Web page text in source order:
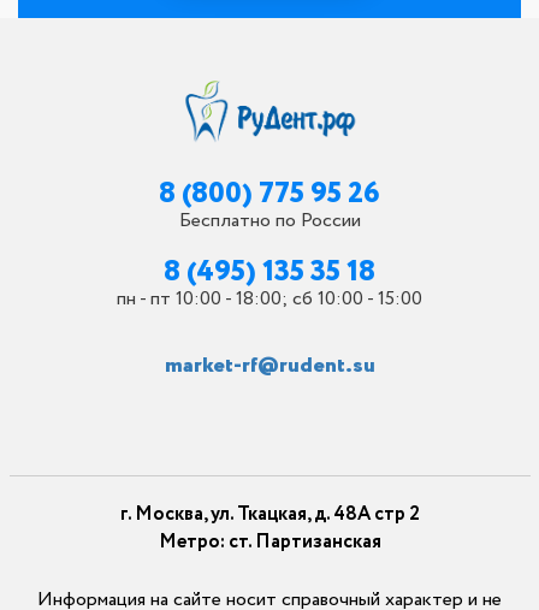
8 (800) 775 95 26
Бесплатно по России
8 (495) 135 35 18
пн - пт 10:00 - 18:00; сб 10:00 - 15:00
market-rf@rudent.su
г. Москва, ул. Ткацкая, д. 48А стр 2
Метро: ст. Партизанская
Информация на сайте носит справочный характер и не